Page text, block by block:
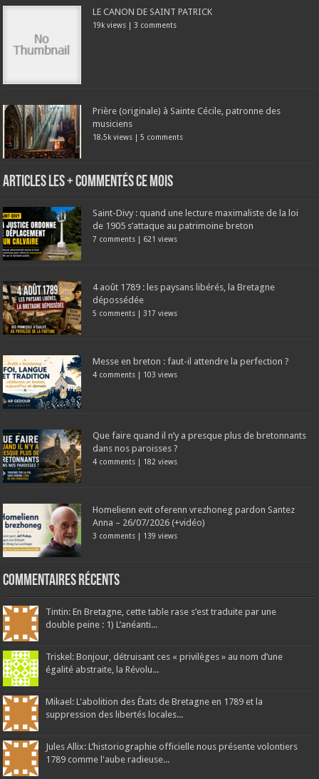
LE CANON DE SAINT PATRICK
19k views | 3 comments
Prière (originale) à Sainte Cécile, patronne des
musiciens
18.5k views |5 comments
Articles les + commentés ce mois
Saint-Divy : quand une lecture maximaliste de la loi
de 1905 s’attaque au patrimoine breton
7 comments | 621 views
4 août 1789 : les paysans libérés, la Bretagne
dépossédée
5 comments | 317 views
Messe en breton : faut-il attendre la perfection ?
4 comments | 103 views
Que faire quand il n’y a presque plus de bretonnants
dans nos paroisses ?
4 comments | 182 views
Homelienn evit oferenn vrezhoneg pardon Santez
Anna – 26/07/2026 (+vidéo)
3 comments | 139 views
Commentaires récents
Tintin: En Bretagne, cette table rase s’est traduite par une
double peine : 1) L’anéanti...
Triskel: Bonjour, détruisant ces « privilèges » au nom d’une
égalité abstraite, la Révolu...
Mikael: L'abolition des États de Bretagne en 1789 et la
suppression des libertés locales...
Jules Allix: L’historiographie officielle nous présente volontiers
1789 comme l'aube radieuse...